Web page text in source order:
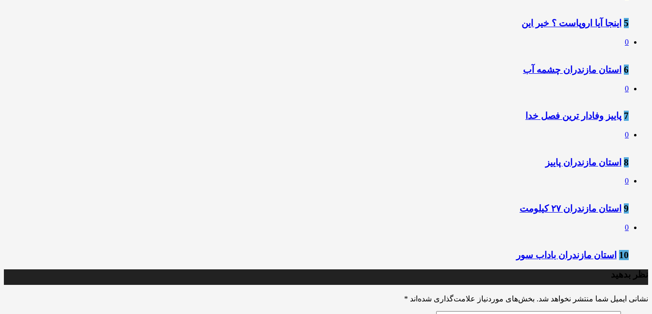
5 اینجا آیا اروپاست ؟ خیر این
0
6 استان مازندران چشمه آب
0
7 پاییز وفادار ترین فصل خدا
0
8 استان مازندران پاییز
0
9 استان مازندران ۲۷ کیلومت
0
10 استان مازندران باداب سور
نظر بدهید
نشانی ایمیل شما منتشر نخواهد شد. بخش‌های موردنیاز علامت‌گذاری شده‌اند *